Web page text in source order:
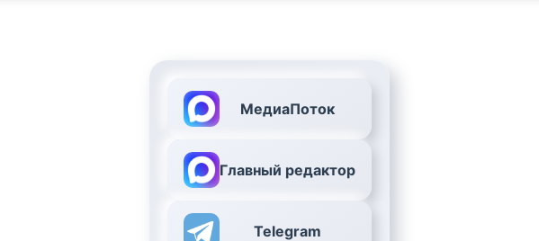
МедиаПоток
Главный редактор
Telegram